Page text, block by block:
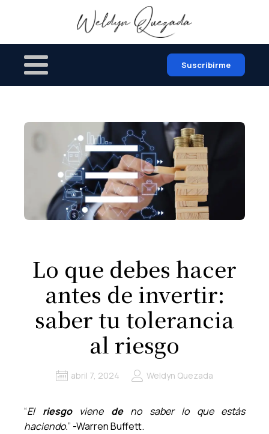
Suscribirme
Lo que debes hacer
antes de invertir:
saber tu tolerancia
al riesgo
abril 7, 2024 Weldyn Quezada
“El riesgoviene deno saber lo que estás
haciendo.” -Warren Buffett.